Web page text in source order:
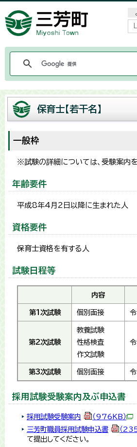
保育士【若干名】
一般枠
※試験の詳細については、受験案内を
年齢要件
平成8年4月2日以降に生まれた人
資格要件
保育士資格を有する人
試験日程等
内容
第1次試験 個別面接 令
第2次試験
教養試験
性格検査
作文試験
第3次試験 個別面接
採用試験受験案内及ぶ申込書
採用試験受験案内
（976KB）
三芳町職員採用試験申込書
（
て提出してください。